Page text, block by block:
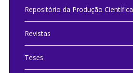
Repositório da Produção Científica
Revistas
Teses